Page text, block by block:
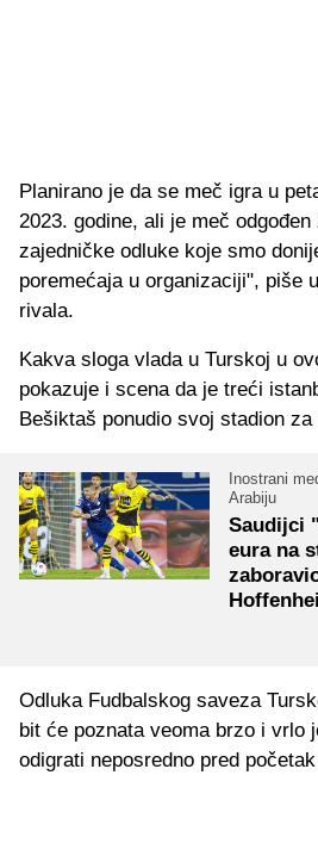
Planirano je da se meč igra u
2023. godine, ali je meč
zajedničke odluke koje smo
poremećaja u organizaciji", piše
rivala.
Kakva sloga vlada u Turskoj u
pokazuje i scena da je treći
Bešiktaš ponudio svoj stadion
Inostrani
Arabiju
Saudijci
eura na
Odluka Fudbalskog saveza
bit će poznata veoma brzo i vrlo
odigrati neposredno pred